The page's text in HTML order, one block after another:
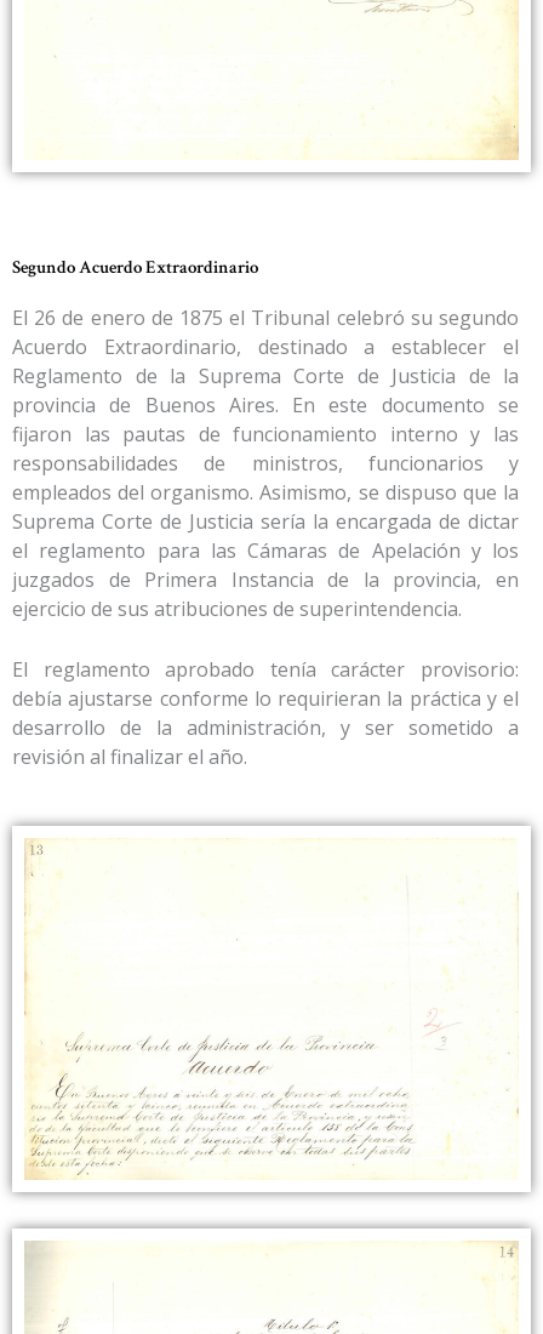
Segundo Acuerdo Extraordinario
El 26 de enero de 1875 el Tribunal celebró su segundo
Acuerdo Extraordinario, destinado a establecer el
Reglamento de la Suprema Corte de Justicia de la
provincia de Buenos Aires. En este documento se
fijaron las pautas de funcionamiento interno y las
responsabilidades de ministros, funcionarios y
empleados del organismo. Asimismo, se dispuso que la
Suprema Corte de Justicia sería la encargada de dictar
el reglamento para las Cámaras de Apelación y los
juzgados de Primera Instancia de la provincia, en
ejercicio de sus atribuciones de superintendencia.
El reglamento aprobado tenía carácter provisorio:
debía ajustarse conforme lo requirieran la práctica y el
desarrollo de la administración, y ser sometido a
revisión al finalizar el año.